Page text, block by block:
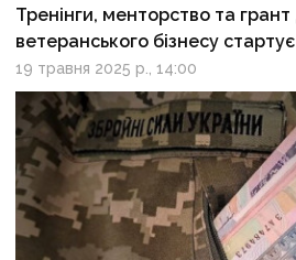
Тренінги, менторство та
ветеранського бізнесу
19 травня 2025 р., 14:00